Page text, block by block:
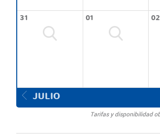
31 01 02
JULIO
Tarifas y disponibilidad